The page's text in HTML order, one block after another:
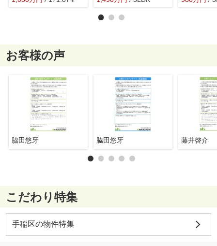
お客様の声
脇田悠牙 脇田悠牙 藤井啓介
こだわり特集
手稲区の物件特集